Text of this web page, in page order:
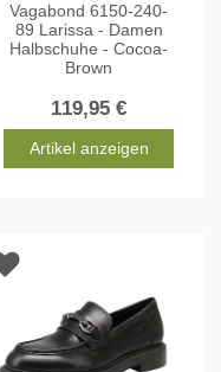
Vagabond 6150-240-
89 Larissa - Damen
Halbschuhe - Cocoa-
Brown
119,95 €
Artikel anzeigen